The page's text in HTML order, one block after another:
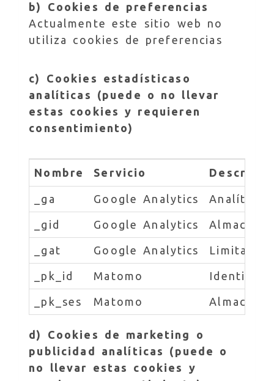
b) Cookies de preferencias
Actualmente este sitio web no
utiliza cookies de preferencias
c) Cookies estadísticaso
analíticas (puede o no llevar
estas cookies y requieren
consentimiento)
Nombre Servicio
_ga Google Analytics Analítica
_gid Google Analytics
_gat Google Analytics Limita la
_pk_id Matomo Identifica
_pk_ses Matomo
d) Cookies de marketing o
publicidad analíticas (puede o
no llevar estas cookies y